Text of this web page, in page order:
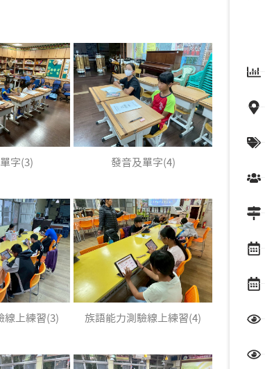
字(3) 發音及單字(4)
線上練習(3) 族語能力測驗線上練習(4)